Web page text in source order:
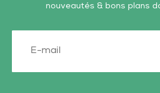
nouveautés & bons plans